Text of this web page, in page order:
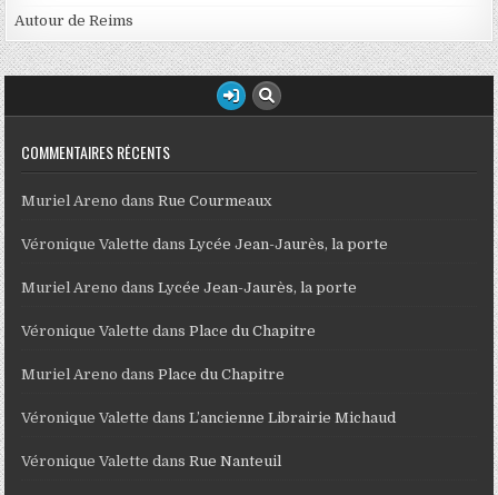
Autour de Reims
COMMENTAIRES RÉCENTS
Muriel Areno dansRue Courmeaux
Véronique Valette dansLycée Jean-Jaurès, la porte
Muriel Areno dansLycée Jean-Jaurès, la porte
Véronique Valette dansPlace du Chapitre
Muriel Areno dansPlace du Chapitre
Véronique Valette dansL’ancienne Librairie Michaud
Véronique Valette dansRue Nanteuil